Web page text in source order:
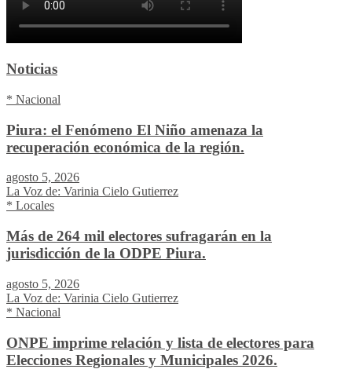
Noticias
* Nacional
Piura: el Fenómeno El Niño amenaza la
recuperación económica de la región.
agosto 5, 2026
La Voz de: Varinia Cielo Gutierrez
* Locales
Más de 264 mil electores sufragarán en la
jurisdicción de la ODPE Piura.
agosto 5, 2026
La Voz de: Varinia Cielo Gutierrez
* Nacional
ONPE imprime relación y lista de electores para
Elecciones Regionales y Municipales 2026.